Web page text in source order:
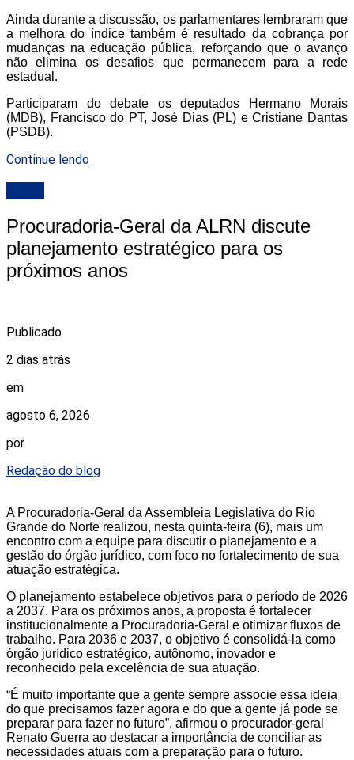
Ainda durante a discussão, os parlamentares lembraram que
a melhora do índice também é resultado da cobrança por
mudanças na educação pública, reforçando que o avanço
não elimina os desafios que permanecem para a rede
estadual.
Participaram do debate os deputados Hermano Morais
(MDB), Francisco do PT, José Dias (PL) e Cristiane Dantas
(PSDB).
Continue lendo
Procuradoria-Geral da ALRN discute
planejamento estratégico para os
próximos anos
Publicado
2 dias atrás
em
agosto 6, 2026
por
Redação do blog
A Procuradoria-Geral da Assembleia Legislativa do Rio
Grande do Norte realizou, nesta quinta-feira (6), mais um
encontro com a equipe para discutir o planejamento e a
gestão do órgão jurídico, com foco no fortalecimento de sua
atuação estratégica.
O planejamento estabelece objetivos para o período de 2026
a 2037. Para os próximos anos, a proposta é fortalecer
institucionalmente a Procuradoria-Geral e otimizar fluxos de
trabalho. Para 2036 e 2037, o objetivo é consolidá-la como
órgão jurídico estratégico, autônomo, inovador e
reconhecido pela excelência de sua atuação.
“É muito importante que a gente sempre associe essa ideia
do que precisamos fazer agora e do que a gente já pode se
preparar para fazer no futuro”, afirmou o procurador-geral
Renato Guerra ao destacar a importância de conciliar as
necessidades atuais com a preparação para o futuro.